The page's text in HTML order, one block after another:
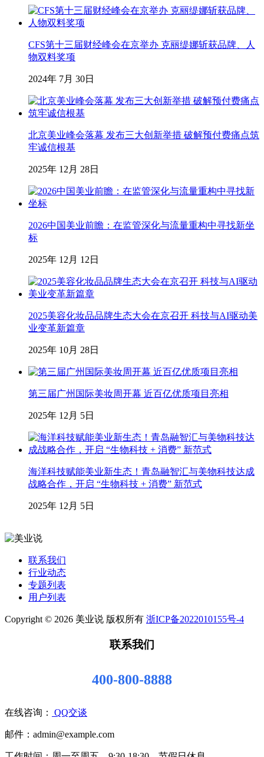
CFS第十三届财经峰会在京举办 克丽缇娜斩获品牌、人
物双料奖项
2024年 7月 30日
北京美业峰会落幕 发布三大创新举措 破解预付费痛点筑
牢诚信根基
2025年 12月 28日
2026中国美业前瞻：在监管深化与流量重构中寻找新坐
标
2025年 12月 12日
2025美容化妆品品牌生态大会在京召开 科技与AI驱动美
业变革新篇章
2025年 10月 28日
第三届广州国际美妆周开幕 近百亿优质项目亮相
2025年 12月 5日
海洋科技赋能美业新生态！青岛融智汇与美物科技达成
战略合作，开启 “生物科技 + 消费” 新范式
2025年 12月 5日
联系我们
行业动态
专题列表
用户列表
Copyright © 2026 美业说 版权所有 浙ICP备2022010155号-4
联系我们
400-800-8888
在线咨询： QQ交谈
邮件：admin@example.com